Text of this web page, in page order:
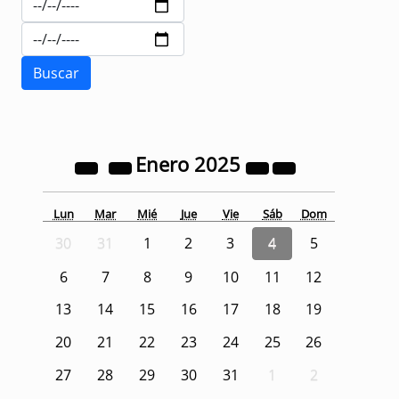
Enero 2025
Lun Mar Mié Jue Vie Sáb Dom
30 31 1 2 3 4
5
6
7 8 9 10 11
12
13
14 15 16 17 18
19
20
21 22 23 24 25
26
27
28 29 30 31 1 2